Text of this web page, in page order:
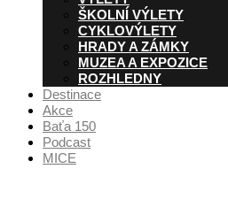
ŠKOLNÍ VÝLETY
CYKLOVÝLETY
HRADY A ZÁMKY
MUZEA A EXPOZICE
ROZHLEDNY
Destinace
Akce
Baťa 150
Podcast
MICE